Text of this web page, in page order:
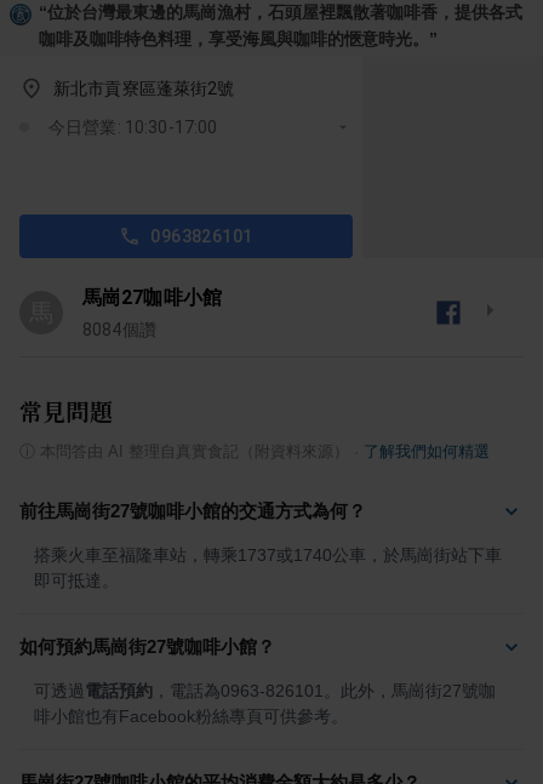
“位於台灣最東邊的馬崗漁村，石頭屋裡飄散著咖啡香，提供各式
咖啡及咖啡特色料理，享受海風與咖啡的愜意時光。 ”
新北市貢寮區蓬萊街2號
今日營業: 10:30-17:00
0963826101
馬崗27咖啡小館
8084個讚
常見問題
本問答由 AI 整理自真實食記（附資料來源） 了解我們如何精選
前往馬崗街27號咖啡小館的交通方式為何？
搭乘火車至福隆車站，轉乘1737或1740公車，於馬崗街站下車
即可抵達。
如何預約馬崗街27號咖啡小館？
可透過電話預約 ，電話為0963-826101。此外，馬崗街27號咖
啡小館也有Facebook粉絲專頁可供參考。